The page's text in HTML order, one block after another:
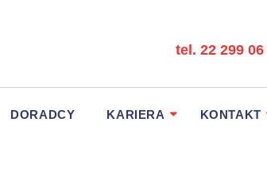
tel. 22 299
DORADCY KARIERA KONTAKT